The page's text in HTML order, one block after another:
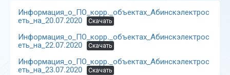
Информация_о_ПО_корр._объектах_Абинскэлектрос
еть_на_20.07.2020
Скачать
Информация_о_ПО_корр._объектах_Абинскэлектрос
еть_на_22.07.2020
Скачать
Информация_о_ПО_корр._объектах_Абинскэлектрос
еть_на_23.07.2020
Скачать